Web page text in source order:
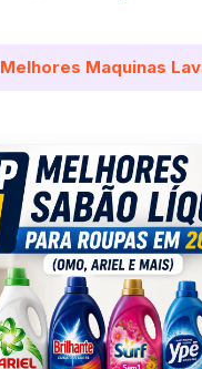
Melhores Maquinas